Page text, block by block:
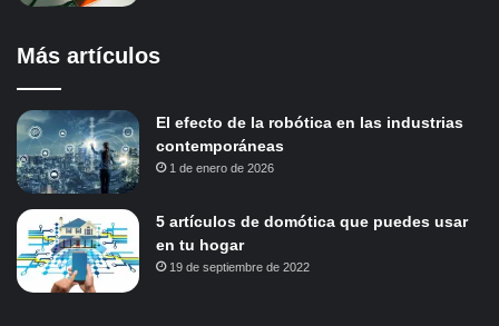
Más artículos
El efecto de la robótica en las industrias
contemporáneas
1 de enero de 2026
5 artículos de domótica que puedes usar
en tu hogar
19 de septiembre de 2022